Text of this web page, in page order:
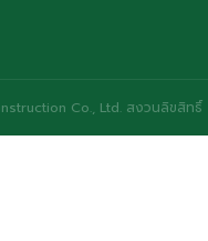
Co., Ltd. สงวนลิขสิทธิ์